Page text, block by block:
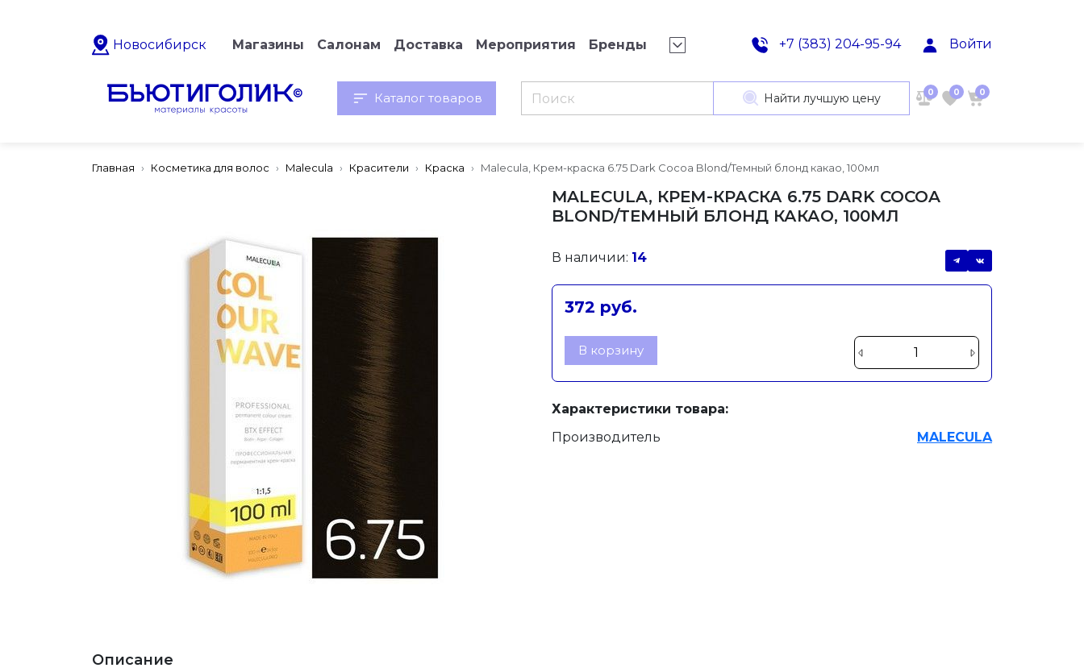
Новосибирск Магазины Салонам Доставка Мероприятия Бренды +7 (383) 204-95-94 Войти
Каталог товаров Найти лучшую цену 0 0 0
Главная Косметика для волос Malecula Красители Краска Malecula, Крем-краска 6.75 Dark Cocoa Blond/Темный блонд какао, 100мл
MALECULA, КРЕМ-КРАСКА 6.75 DARK COCOA
BLOND/ТЕМНЫЙ БЛОНД КАКАО, 100МЛ
В наличии: 14
372 руб.
В корзину
Характеристики товара:
Производитель
MALECULA
Описание